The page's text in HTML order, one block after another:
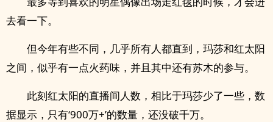
去看一下。
但今年有些不同，几乎所有人都直到，玛莎和红太阳
之间，似乎有一点火药味，并且其中还有苏木的参与。
此刻红太阳的直播间人数，相比于玛莎少了一些，数
据显示，只有‘900万+’的数量，还没破千万。